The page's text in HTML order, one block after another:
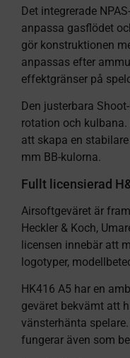
Det integrerade
anpassa gasflödet
gör konstruktionen
anpassas efter
effektgränser på
Den justerbara
rotation och kulbana.
att skapa en
mm BB-kulorna.
Fullt licensierad
Airsoftgeväret är
Heckler & Koch,
licensen innebär att
logotyper,
HK416 A5 har en
geväret bekvämt att
vänsterhänta
fungerar även som